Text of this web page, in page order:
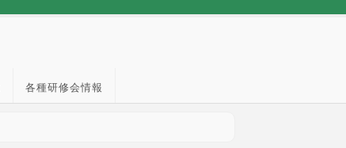
各種研修会情報